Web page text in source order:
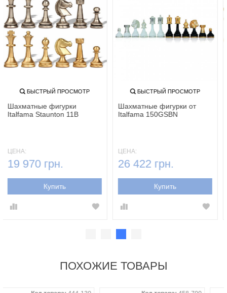
БЫСТРЫЙ ПРОСМОТР
Шахматные фигурки
Italfama Staunton 11B
ЦЕНА:
19 970 грн.
Купить
БЫСТРЫЙ ПРОСМОТР
Шахматные фигурки от
Italfama 150GSBN
ЦЕНА:
26 422 грн.
Купить
ПОХОЖИЕ ТОВАРЫ